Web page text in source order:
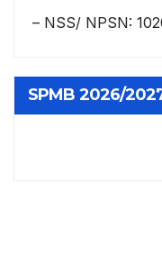
– NSS/ NPSN:
SPMB 2026/